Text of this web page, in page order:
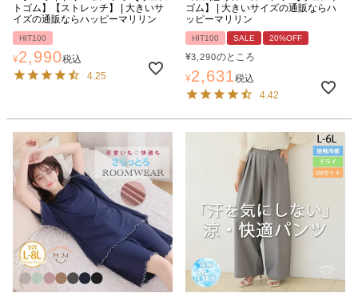
トゴム】【ストレッチ】 | 大きいサ
イズの通販ならハッピーマリリン
HIT100
¥2,990税込
4.25
ゴム】 | 大きいサイズの通販ならハ
ッピーマリリン
HIT100 SALE 20%OFF
¥3,290のところ
¥2,631税込
4.42